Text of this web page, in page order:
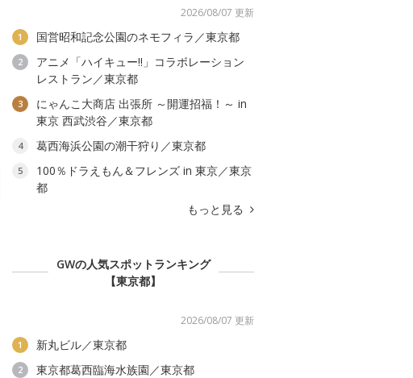
2026/08/07 更新
1 国営昭和記念公園のネモフィラ／東京都
2
アニメ「ハイキュー!!」コラボレーション
レストラン／東京都
3
にゃんこ大商店 出張所 ～開運招福！～ in
東京 西武渋谷／東京都
4 葛西海浜公園の潮干狩り／東京都
5
100％ドラえもん＆フレンズ in 東京／東京
都
もっと見る
GWの人気スポットランキング
【東京都】
2026/08/07 更新
1 新丸ビル／東京都
2 東京都葛西臨海水族園／東京都